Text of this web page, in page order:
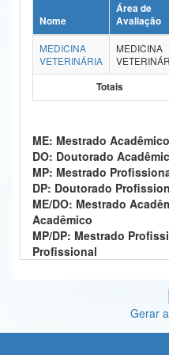
Ministério da Ciência, Tecnologia,
Ministério do Meio Ambiente
Controladoria-Geral da União
Ministério da Mulher, da Família e dos
Secretaria-Geral
Secretaria de Governo
Banco Central do Brasil
Nome
Área de
Avaliação
MEDICINA
VETERINÁRIA
MEDICINA
Totais
ME: Mestrado Acadêmico
DO: Doutorado
MP: Mestrado
DP: Doutorado
ME/DO: Mestrado
Acadêmico
MP/DP: Mestrado
Profissional
Gerar